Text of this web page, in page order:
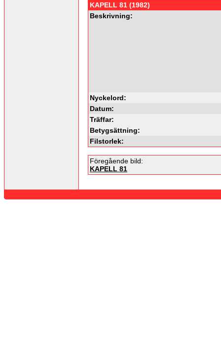
KAPELL 81 (1982)
Beskrivning:
Nyckelord:
Datum:
Träffar:
Betygsättning:
Filstorlek:
Föregående bild:
KAPELL 81